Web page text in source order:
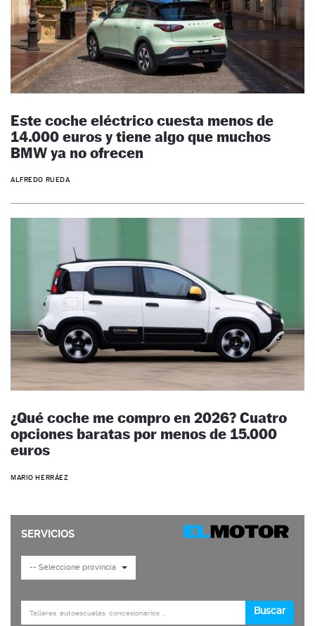
Este coche eléctrico cuesta menos de
14.000 euros y tiene algo que muchos
BMW ya no ofrecen
ALFREDO RUEDA
¿Qué coche me compro en 2026? Cuatro
opciones baratas por menos de 15.000
euros
MARIO HERRÁEZ